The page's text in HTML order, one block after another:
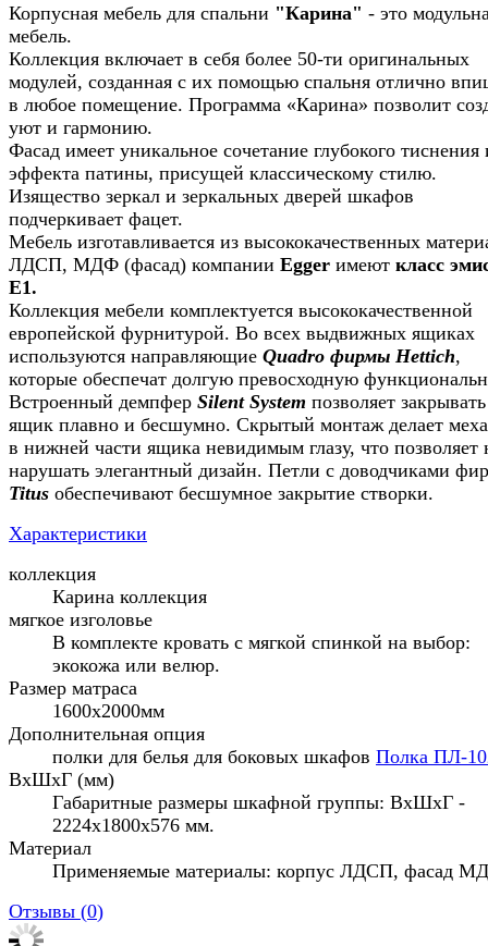
Корпусная мебель для спальни "Карина" - это
мебель.
Коллекция включает в себя более 50-ти оригинальных
модулей, созданная с их помощью спальня отлично
в любое помещение. Программа «Карина» позволит
уют и гармонию.
Фасад имеет уникальное сочетание глубокого тиснения
эффекта патины, присущей классическому стилю.
Изящество зеркал и зеркальных дверей шкафов
подчеркивает фацет.
Мебель изготавливается из высококачественных
ЛДСП, МДФ (фасад) компании Egger имеют класс
Е1.
Коллекция мебели комплектуется высококачественной
европейской фурнитурой. Во всех выдвижных ящиках
используются направляющие Quadro фирмы Hettich,
которые обеспечат долгую превосходную
Встроенный демпфер Silent System позволяет закрывать
ящик плавно и бесшумно. Скрытый монтаж делает
в нижней части ящика невидимым глазу, что позволяет
нарушать элегантный дизайн. Петли с доводчиками
Titus обеспечивают бесшумное закрытие створки.
Характеристики
коллекция
Карина коллекция
мягкое изголовье
В комплекте кровать с мягкой спинкой на выбор:
экокожа или велюр.
Размер матраса
1600х2000мм
Дополнительная опция
полки для белья для боковых шкафов Полка ПЛ-
ВхШхГ (мм)
Габаритные размеры шкафной группы: ВхШхГ -
2224х1800х576 мм.
Материал
Применяемые материалы: корпус ЛДСП, фасад
Отзывы (0)